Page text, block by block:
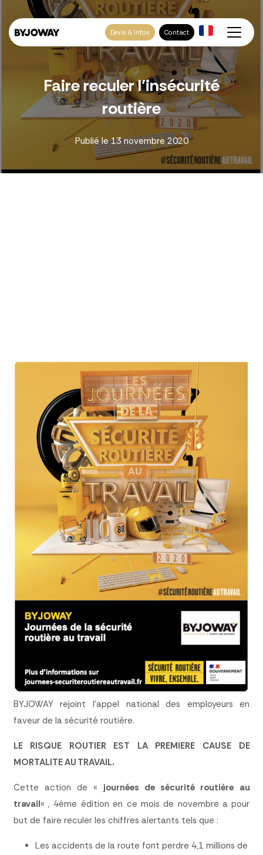
Devis & infos Contact
Faire reculer l’insécurité
routière
Publié le13 novembre 2020
BYJOWAY rejoint l’appel national des employeurs en
faveur de la sécurité routière.
LE RISQUE ROUTIER EST LA PREMIERE CAUSE DE
MORTALITE AU TRAVAIL.
Cette action de « journées de sécurité routière au
travail« , 4ème édition en ce mois de novembre a pour
but de faire reculer les chiffres alertants tels que :
Les accidents de la route font perdre 4,1 millions de